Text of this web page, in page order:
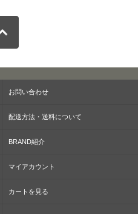
お問い合わせ
配送方法・送料について
BRAND紹介
マイアカウント
カートを見る